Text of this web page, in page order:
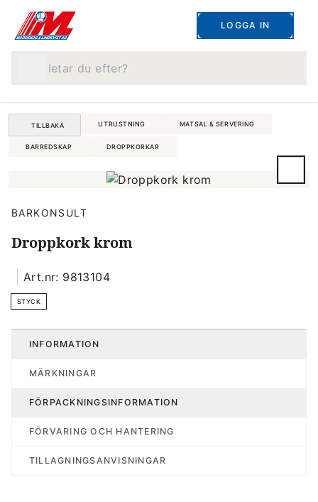
LOGGA IN
TILLBAKA UTRUSTNING MATSAL & SERVERING
BARREDSKAP DROPPKORKAR
BARKONSULT
Droppkork krom
Art.nr: 9813104
STYCK
INFORMATION
MÄRKNINGAR
FÖRPACKNINGSINFORMATION
FÖRVARING OCH HANTERING
TILLAGNINGSANVISNINGAR